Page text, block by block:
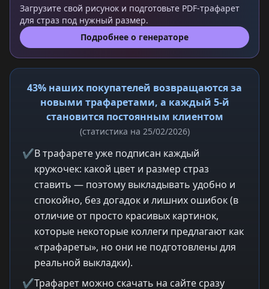
Загрузите свой рисунок и подготовьте PDF-трафарет
для страз под нужный размер.
Подробнее о генераторе
43% наших покупателей возвращаются за
новыми трафаретами, а каждый 5-й
становится постоянным клиентом
(статистика на 25/02/2026)
✔В трафарете уже подписан каждый
кружочек: какой цвет и размер страз
ставить — поэтому выкладывать удобно и
спокойно, без догадок и лишних ошибок (в
отличие от просто красивых картинок,
которые некоторые коллеги предлагают как
«трафареты», но они не подготовлены для
реальной выкладки).
✔Трафарет можно скачать на сайте сразу